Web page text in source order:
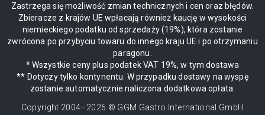
Zastrzega się możliwość zmian technicznych i cen oraz błędów.
Zbieracze z krajów UE wpłacają również kaucję w wysokości
niemieckiego podatku od sprzedaży (19%), która zostanie
zwrócona po przybyciu towaru do innego kraju UE i po otrzymaniu
paragonu.
* Wszystkie ceny plus podatek VAT 19%, w tym dostawa
** Dotyczy tylko kontynentu. W przypadku dostawy na wyspę
zostanie automatycznie naliczona dodatkowa opłata.
Copyright 2004–2026 © GGM Gastro International GmbH